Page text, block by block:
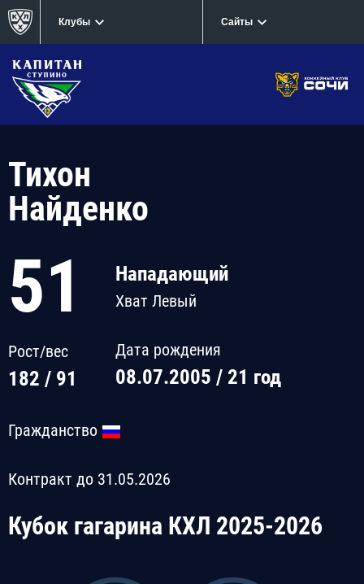
Клубы Сайты
Тихон
Найденко
51
Рост/вес
182 / 91
Нападающий
Хват Левый
Дата рождения
08.07.2005 / 21 год
Гражданство
Контракт до 31.05.2026
Кубок гагарина КХЛ 2025-2026